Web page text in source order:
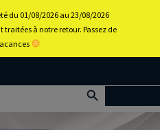
Retour
du 01/08/2026 au 23/08/2026
à notre retour. Passez de